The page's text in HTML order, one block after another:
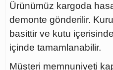
Ürünümüz kargoda
demonte gönderilir.
basittir ve kutu
içinde tamamlanabilir.
Müşteri memnuniyeti